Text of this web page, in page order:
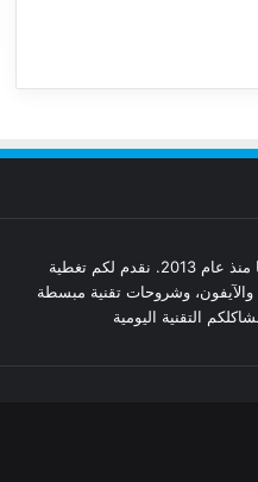
مدونة تقنيات: وجهتكم الأولى لمواكبة عالم التكنولوجيا منذ عام 2013. نقدم لكم تغطية
والآيفون، وشروحات تقنية مبسطة
التقنية اليومية